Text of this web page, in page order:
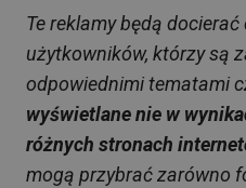
Te reklamy będą
użytkowników, którzy są
odpowiednimi tematami
wyświetlane nie w
różnych stronach
mogą przybrać zarówno